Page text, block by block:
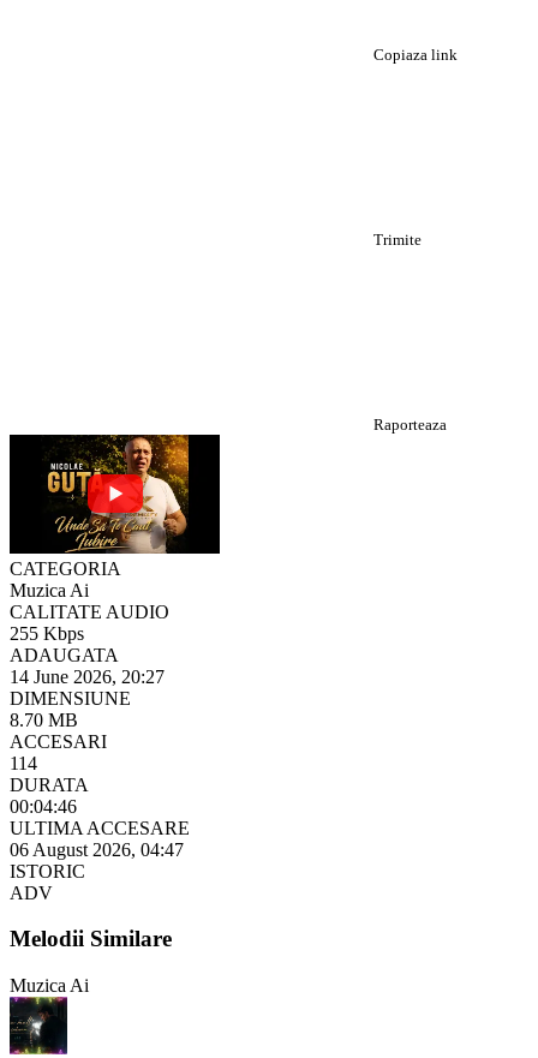
Copiaza link
Trimite
Raporteaza
CATEGORIA
Muzica Ai
CALITATE AUDIO
255 Kbps
ADAUGATA
14 June 2026, 20:27
DIMENSIUNE
8.70 MB
ACCESARI
114
DURATA
00:04:46
ULTIMA ACCESARE
06 August 2026, 04:47
ISTORIC
ADV
Melodii Similare
Muzica Ai